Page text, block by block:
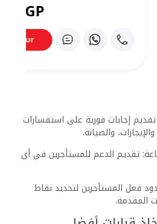
الاصطناعي تحليل سلوك
لتحديد اهتماماتهم وتفضيلاتهم في
لزيادة جاذبيتها وتحويل الزوار
يمكن للذكاء الاصطناعي تسهيل
من خلال روبوتات الدردشة التي
إجابات فورية على
وكفاءة